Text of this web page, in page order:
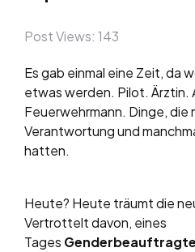
Post Views: 143
Es gab einmal eine Zeit, da
etwas werden. Pilot. Ärztin.
Feuerwehrmann. Dinge, die
Verantwortung und
hatten.
Heute? Heute träumt die
Vertrottelt davon, eines
Tages